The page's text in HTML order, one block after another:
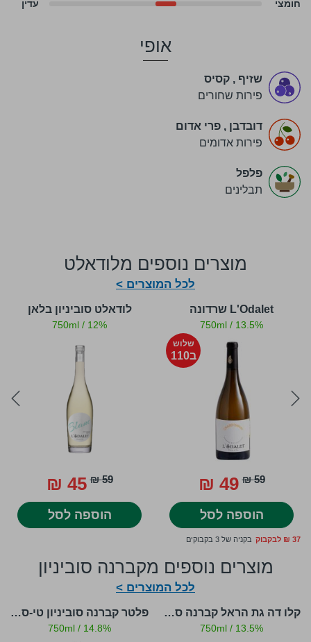
חומצי
עדין
אופי
שזיף , קסיס
פירות שחורים
דובדבן , פרי אדום
פירות אדומים
פלפל
תבלינים
מוצרים נוספים מלודאלט
לכל המוצרים >
L'Odalet שרדונה
750ml / 13.5%
שלוש
ב110
59 ₪
49 ₪
הוספה לסל
37 ₪ לבקבוק בקניה של 3 בקבוקים
לודאלט סוביניון בלאן
750ml / 12%
59 ₪
45 ₪
הוספה לסל
מוצרים נוספים מקברנה סוביניון
לכל המוצרים >
קלו דה גת הראל קברנה סוביניון
750ml / 13.5%
פלטר קברנה סוביניון טי-סלקשיין
750ml / 14.8%